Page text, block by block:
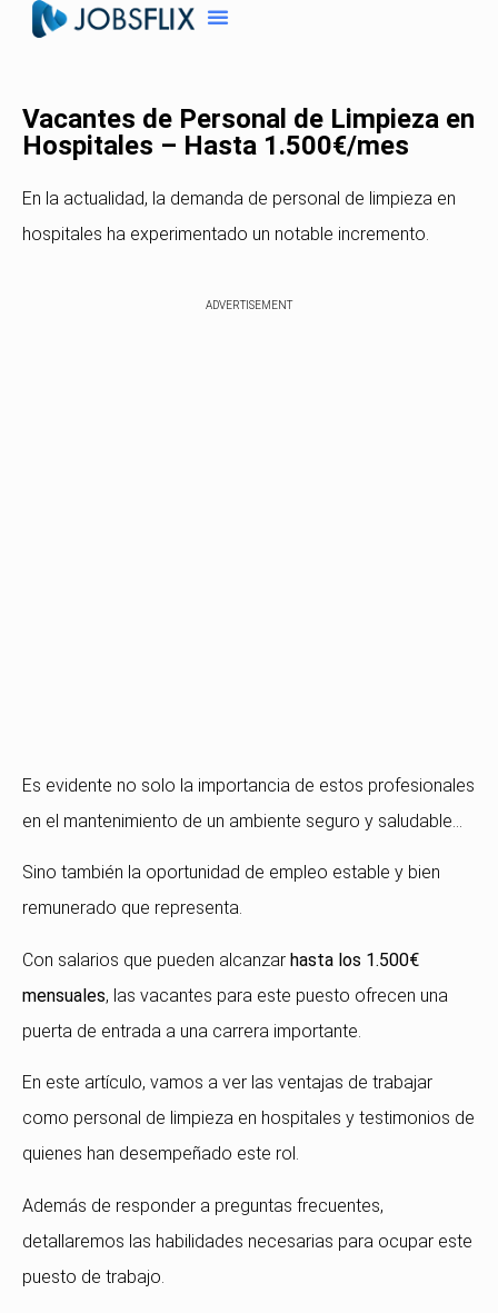
Vacantes de Personal de Limpieza en
Hospitales – Hasta 1.500€/mes
En la actualidad, la demanda de personal de limpieza en
hospitales ha experimentado un notable incremento.
ADVERTISEMENT
Es evidente no solo la importancia de estos profesionales
en el mantenimiento de un ambiente seguro y saludable…
Sino también la oportunidad de empleo estable y bien
remunerado que representa.
Con salarios que pueden alcanzar hasta los 1.500€
mensuales, las vacantes para este puesto ofrecen una
puerta de entrada a una carrera importante.
En este artículo, vamos a ver las ventajas de trabajar
como personal de limpieza en hospitales y testimonios de
quienes han desempeñado este rol.
Además de responder a preguntas frecuentes,
detallaremos las habilidades necesarias para ocupar este
puesto de trabajo.